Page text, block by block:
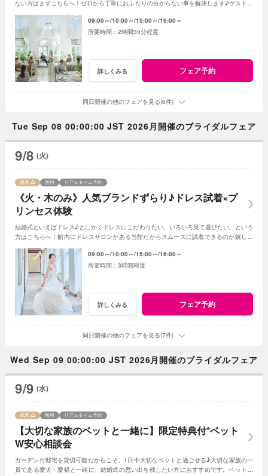
ない方はまずこちらへ！ゼロから丁寧におふたりの分からない事を解決します♪ゲスト人
09:00～ 10:00～ 15:00～ 16:00～
2時間30分程度
詳しくみる フェア予約
同日開催の他のフェアを見る(6件)
Tue Sep 08 00:00:00 JST 2026月開催のブライダルフェア
9/8 (火)
《火・木のみ》人気ブランドずらり♪ドレス試着×プ
リンセス体験
残席 無料 リアルタイム予約
結婚式といえばドレス♪とにかくドレスにこだわりたい、いろいろ見て選びたい、という
方はこちらへ！館内にドレスサロンがある当館だからスムーズに試着できるのが嬉しい
09:00～ 10:00～ 15:00～ 16:00～
3時間程度
詳しくみる フェア予約
同日開催の他のフェアを見る(7件)
Wed Sep 09 00:00:00 JST 2026月開催のブライダルフェア
9/9 (水)
【大切な家族のペットと一緒に】限定特典付*ペット
W安心相談会
残席 無料 リアルタイム予約
ガーデン付邸宅を貸切可能だからこそ、1日中大切なペットと過ごせる♪大切な家族の一
員である愛犬・愛猫と一緒に、結婚式の思い出を残したい方におすすめです。ペットと